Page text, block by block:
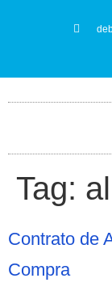
Tag:
Contrato de
Compra